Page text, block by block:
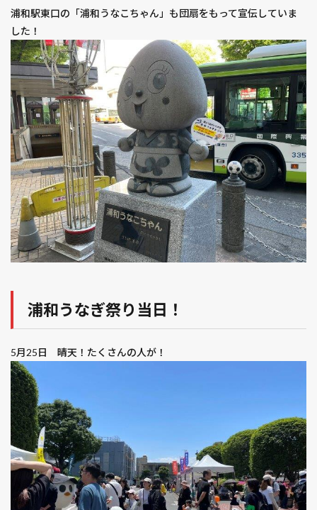
浦和駅東口の「浦和うなこちゃん」も団扇をもって宣伝していま
した！
浦和うなぎ祭り当日！
5月25日 晴天！たくさんの人が！